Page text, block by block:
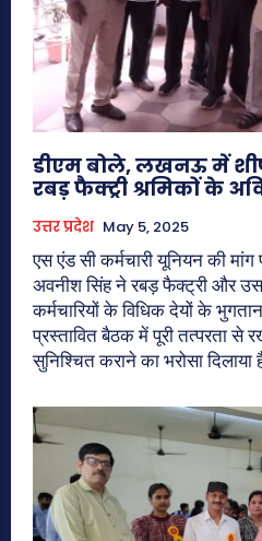
डीएम बोले, लखनऊ में
रबड़ फैक्ट्री श्रमिकों के
उत्तर प्रदेश May 5, 2025
एस एंड सी कर्मचारी यूनियन की मांग
अवनीश सिंह ने रबड़ फैक्ट्री और
कर्मचारियों के विधिक देयों के
प्रस्तावित बैठक में पूरी तत्परता से
सुनिश्चित कराने का भरोसा दिलाया